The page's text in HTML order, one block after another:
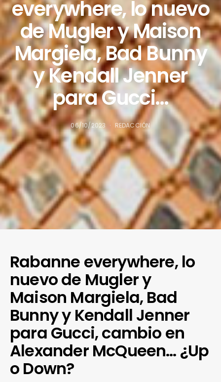
everywhere, lo nuevo
de Mugler y Maison
Margiela, Bad Bunny
y Kendall Jenner
para Gucci…
06/10/2023 REDACCIÓN
Rabanne everywhere, lo
nuevo de Mugler y
Maison Margiela, Bad
Bunny y Kendall Jenner
para Gucci, cambio en
Alexander McQueen… ¿Up
o Down?